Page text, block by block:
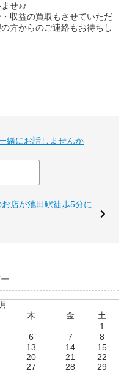
せ♪♪
収益の買取もさせていただ
方からのご連絡もお待ちし
緒にお話しませんか
店が池田駅徒歩5分に
木 金
土
1
6 7
8
13 14
15
20 21
22
27 28
29